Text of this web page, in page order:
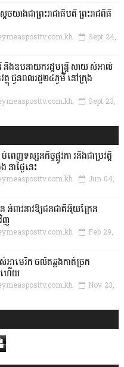
ចយាងជាព្រះរាជាធិបតី ព្រះរាជពិធី
Sept 24,
និងឧបនាយករដ្ឋមន្ដ្រី សាយ សំអាល់
ថុ ជូនពលរដ្ឋ២៤ភូមិ នៅក្រុង
Sept 23,
បំពេញទស្សនកិច្ចផ្លូវកា រនិងជាប្រវត្តិ
ាថ្ងៃនេះ
Jun 04,
អំពាវនាវឱ្យជនជាតិអ៊ុយក្រែន
ញ
Feb 29,
ាមេរិក ចល័តឆ្លងកាត់ច្រក
ហើយ
Nov 23,